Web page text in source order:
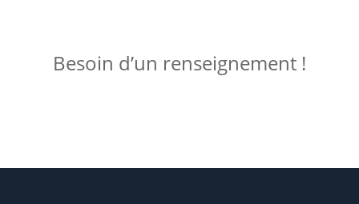
Besoin d’un renseignement !